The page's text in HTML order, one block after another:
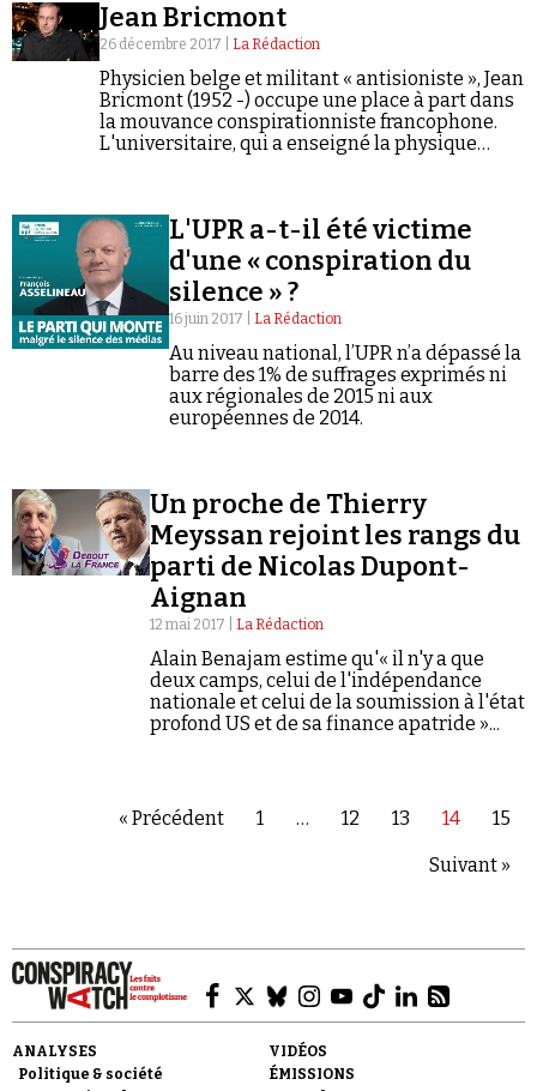
appelle de façon plus générale la « mythologie
républicaine ». Il semble aussi fasciné par la
pensée « anti-système » d'Alain Soral et de ses
compagnons idéologiques que, paradoxalement, il
prétend combattre.
Jean Bricmont
26 décembre 2017 | La Rédaction
Physicien belge et militant « antisioniste », Jean
Bricmont (1952 -) occupe une place à part dans
la mouvance conspirationniste francophone.
L'universitaire, qui a enseigné la physique
L'UPR a-t-il été victime
d'une « conspiration du
silence » ?
16 juin 2017 | La Rédaction
Au niveau national, l’UPR n’a dépassé la
barre des 1% de suffrages exprimés ni
aux régionales de 2015 ni aux
européennes de 2014.
Un proche de Thierry
Meyssan rejoint les rangs du
parti de Nicolas Dupont-
Aignan
12 mai 2017 | La Rédaction
Alain Benajam estime qu'« il n'y a que
deux camps, celui de l'indépendance
nationale et celui de la soumission à l'état
profond US et de sa finance apatride »...
« Précédent 1 … 12 13 14 15
Suivant »
ANALYSES
Politique & société
VIDÉOS
ÉMISSIONS